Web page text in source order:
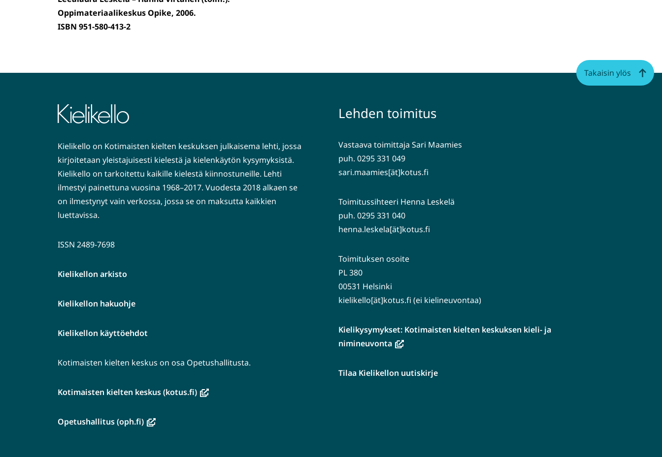
Oppimateriaalikeskus Opike, 2006.
ISBN 951-580-413-2
Kielikello on Kotimaisten kielten keskuksen julkaisema lehti, jossa
kirjoitetaan yleistajuisesti kielestä ja kielenkäytön kysymyksistä.
Kielikello on tarkoitettu kaikille kielestä kiinnostuneille. Lehti
ilmestyi painettuna vuosina 1968–2017. Vuodesta 2018 alkaen se
on ilmestynyt vain verkossa, jossa se on maksutta kaikkien
luettavissa.
ISSN 2489-7698
Kielikellon arkisto
Kielikellon hakuohje
Kielikellon käyttöehdot
Kotimaisten kielten keskus on osa Opetushallitusta.
Kotimaisten kielten keskus (kotus.fi)(avautuu
Opetushallitus (oph.fi)(avautuu
Lehden toimitus
Vastaava toimittaja Sari Maamies
puh. 0295 331 049
sari.maamies[ät]kotus.fi
Toimitussihteeri Henna Leskelä
puh. 0295 331 040
henna.leskela[ät]kotus.fi
Toimituksen osoite
PL 380
00531 Helsinki
kielikello[ät]kotus.fi (ei kielineuvontaa)
Kielikysymykset: Kotimaisten kielten keskuksen kieli- ja
nimineuvonta(avautuu
ikkunaan,
Tilaa Kielikellon uutiskirje
Takaisin ylös